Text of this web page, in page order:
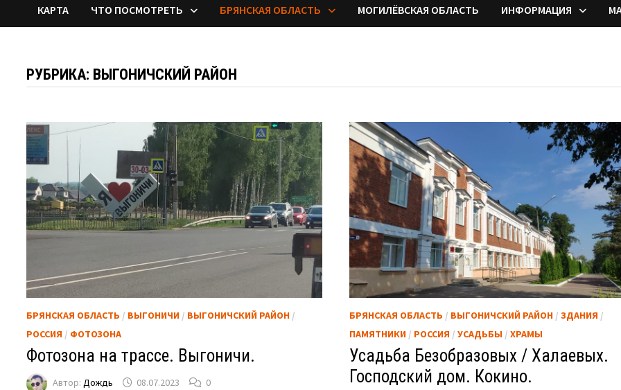
КАРТА ЧТО ПОСМОТРЕТЬ БРЯНСКАЯ ОБЛАСТЬ МОГИЛЁВСКАЯ ОБЛАСТЬ ИНФОРМАЦИЯ
РУБРИКА: ВЫГОНИЧСКИЙ РАЙОН
БРЯНСКАЯ ОБЛАСТЬ / ВЫГОНИЧИ / ВЫГОНИЧСКИЙ РАЙОН /
РОССИЯ / ФОТОЗОНА
Фотозона на трассе. Выгоничи.
Автор:Дождь 08.07.2023 0
БРЯНСКАЯ ОБЛАСТЬ / ВЫГОНИЧСКИЙ РАЙОН/ ЗДАНИЯ /
ПАМЯТНИКИ/ РОССИЯ / УСАДЬБЫ / ХРАМЫ
Усадьба Безобразовых / Халаевых.
Господский дом. Кокино.